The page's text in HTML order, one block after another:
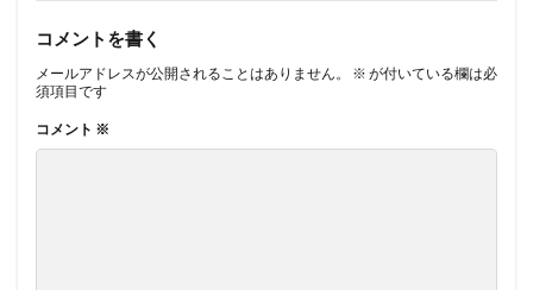
コメントを書く
メールアドレスが公開されることはありません。 ※ が付いている欄は必
須項目です
コメント ※